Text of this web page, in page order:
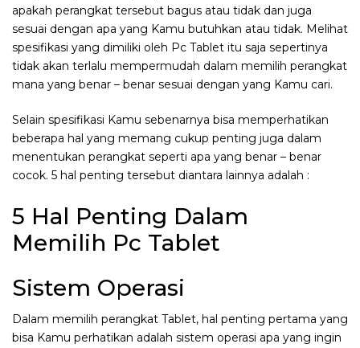
apakah perangkat tersebut bagus atau tidak dan juga
sesuai dengan apa yang Kamu butuhkan atau tidak. Melihat
spesifikasi yang dimiliki oleh Pc Tablet itu saja sepertinya
tidak akan terlalu mempermudah dalam memilih perangkat
mana yang benar – benar sesuai dengan yang Kamu cari.
Selain spesifikasi Kamu sebenarnya bisa memperhatikan
beberapa hal yang memang cukup penting juga dalam
menentukan perangkat seperti apa yang benar – benar
cocok. 5 hal penting tersebut diantara lainnya adalah :
5 Hal Penting Dalam
Memilih Pc Tablet
Sistem Operasi
Dalam memilih perangkat Tablet, hal penting pertama yang
bisa Kamu perhatikan adalah sistem operasi apa yang ingin